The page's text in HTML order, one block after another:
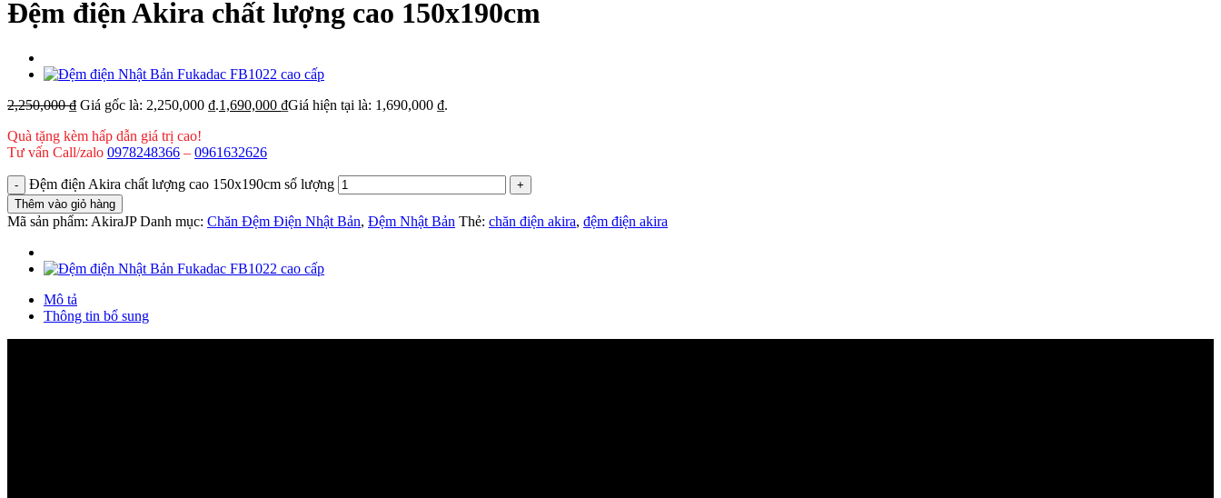
Đệm điện Akira chất lượng cao 150x190cm
2,250,000₫ Giá gốc là: 2,250,000 ₫.1,690,000 ₫Giá hiện tại là: 1,690,000 ₫.
Quà tặng kèm hấp dẫn giá trị cao!
Tư vấn Call/zalo 0978248366 – 0961632626
Đệm điện Akira chất lượng cao 150x190cm số lượng
Thêm vào giỏ hàng
Mã sản phẩm: AkiraJP Danh mục: Chăn Đệm Điện Nhật Bản, Đệm Nhật Bản Thẻ: chăn điện akira, đệm điện akira
Mô tả
Thông tin bổ sung